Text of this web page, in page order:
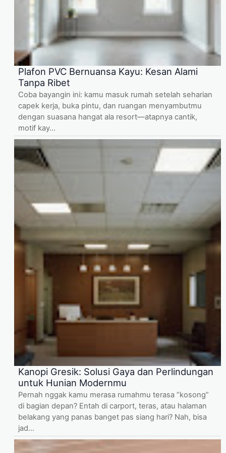
Plafon PVC Bernuansa Kayu: Kesan Alami
Tanpa Ribet
Coba bayangin ini: kamu masuk rumah setelah seharian
capek kerja, buka pintu, dan ruangan menyambutmu
dengan suasana hangat ala resort—atapnya cantik,
motif kay...
Kanopi Gresik: Solusi Gaya dan Perlindungan
untuk Hunian Modernmu
Pernah nggak kamu merasa rumahmu terasa “kosong”
di bagian depan? Entah di carport, teras, atau halaman
belakang yang panas banget pas siang hari? Nah, bisa
jad...